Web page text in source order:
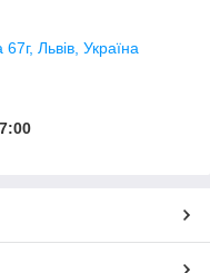
Львів, Україна